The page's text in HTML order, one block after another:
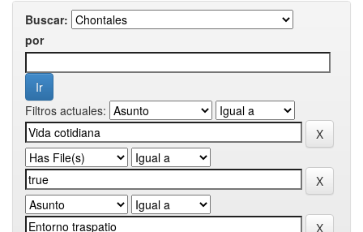
Buscar:
por
Filtros actuales: